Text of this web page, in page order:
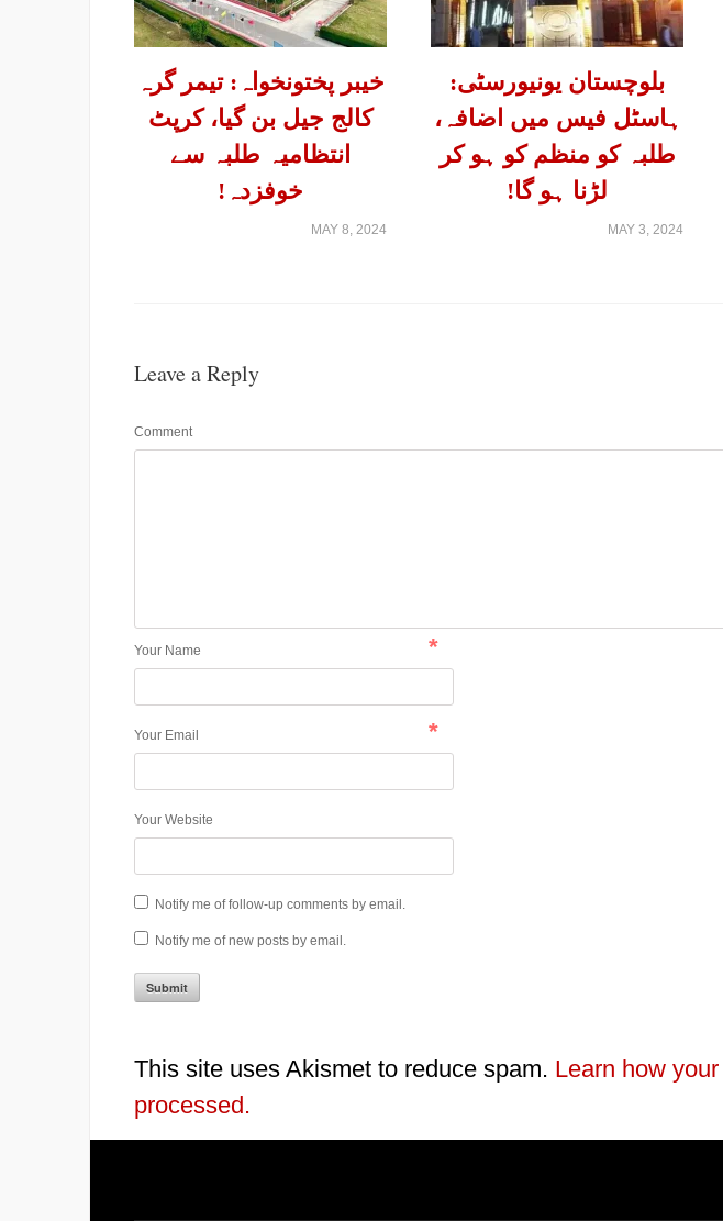
خیبر پختونخواہ: تیمر گرہ
کالج جیل بن گیا، کرپٹ
انتظامیہ طلبہ سے
خوفزدہ!
MAY 8, 2024
بلوچستان یونیورسٹی:
ہاسٹل فیس میں اضافہ،
طلبہ کو منظم کو ہو کر
لڑنا ہو گا!
MAY 3, 2024
Leave a Reply
Comment
Your Name *
Your Email *
Your Website
Notify me of follow-up comments by email.
Notify me of new posts by email.
This site uses Akismet to reduce spam. Learn how
processed.